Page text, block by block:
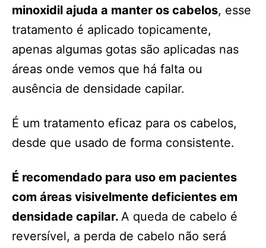
minoxidil ajuda a manter os cabelos, esse
tratamento é aplicado topicamente,
apenas algumas gotas são aplicadas nas
áreas onde vemos que há falta ou
ausência de densidade capilar.
É um tratamento eficaz para os cabelos,
desde que usado de forma consistente.
É recomendado para uso em pacientes
com áreas visivelmente deficientes em
densidade capilar. A queda de cabelo é
reversível, a perda de cabelo não será